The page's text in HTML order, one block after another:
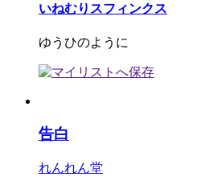
いねむりスフィンクス
ゆうひのように
告白
れんれん堂